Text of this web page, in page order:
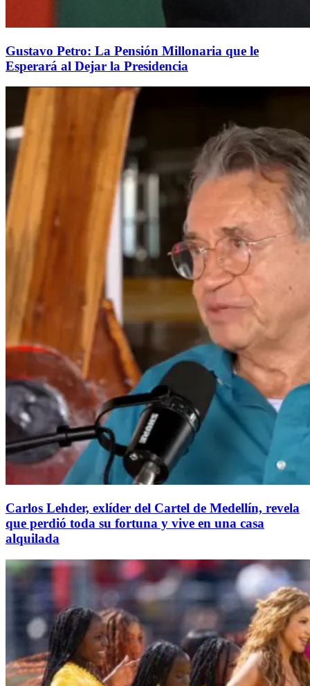
Gustavo Petro: La Pensión Millonaria que le
Esperará al Dejar la Presidencia
Carlos Lehder, exlíder del Cartel de Medellín, revela
que perdió toda su fortuna y vive en una casa
alquilada